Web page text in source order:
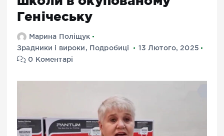
Генічеську
Марина Поліщук
Зрадники і вироки , Подробиці
13 Лютого, 2025
0 Коментарі